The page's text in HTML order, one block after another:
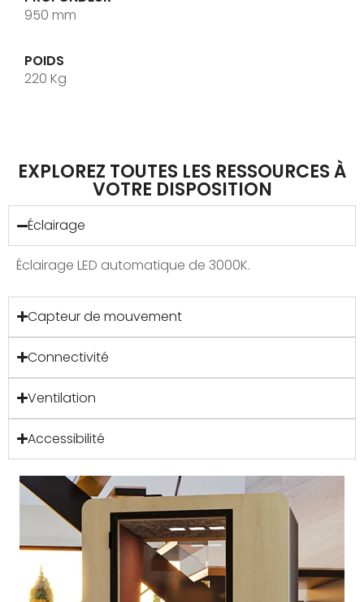
950 mm
POIDS
220 Kg
EXPLOREZ TOUTES LES RESSOURCES À
VOTRE DISPOSITION
Éclairage
Éclairage LED automatique de 3000K.
Capteur de mouvement
Connectivité
Ventilation
Accessibilité